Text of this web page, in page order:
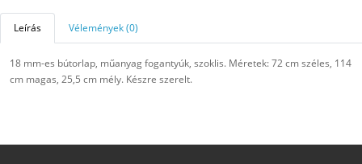
Leírás Vélemények (0)
18 mm-es bútorlap, műanyag fogantyúk, szoklis. Méretek: 72 cm széles, 114
cm magas, 25,5 cm mély. Készre szerelt.